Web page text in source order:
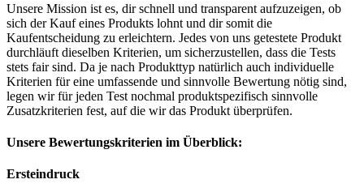
Unsere Mission ist es, dir schnell und transparent aufzuzeigen, ob
sich der Kauf eines Produkts lohnt und dir somit die
Kaufentscheidung zu erleichtern. Jedes von uns getestete Produkt
durchläuft dieselben Kriterien, um sicherzustellen, dass die Tests
stets fair sind. Da je nach Produkttyp natürlich auch individuelle
Kriterien für eine umfassende und sinnvolle Bewertung nötig sind,
legen wir für jeden Test nochmal produktspezifisch sinnvolle
Zusatzkriterien fest, auf die wir das Produkt überprüfen.
Unsere Bewertungskriterien im Überblick:
Ersteindruck